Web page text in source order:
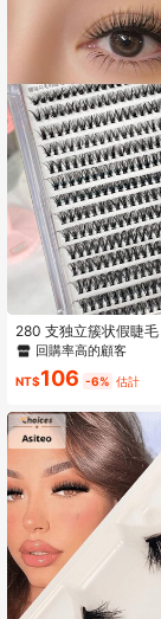
280 支独立簇状假睫毛
外观自然轻盈，易于日
毛，假睫毛
回購率高的顧客
NT$106 -6% 估計